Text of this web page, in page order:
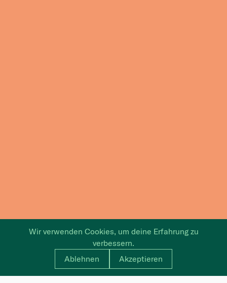
Wir verwenden Cookies, um deine Erfahrung zu
verbessern.
Ablehnen
Akzeptieren